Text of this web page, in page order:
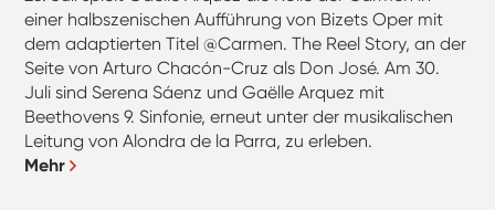
einer halbszenischen Aufführung von Bizets Oper mit
dem adaptierten Titel @Carmen. The Reel Story, an der
Seite von Arturo Chacón-Cruz als Don José. Am 30.
Juli sind Serena Sáenz und Gaëlle Arquez mit
Beethovens 9. Sinfonie, erneut unter der musikalischen
Leitung von Alondra de la Parra, zu erleben.
Mehr